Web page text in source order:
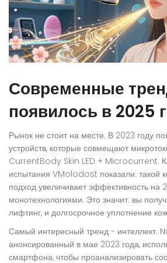
Современные
появилось в 2025
Рынок не стоит на месте. В 2023 году
устройств, которые совмещают
CurrentBody Skin LED + Microcurrent.
испытания VMolodost показали: такой
подход увеличивает эффективность на
монотехнологиями. Это значит: вы
лифтинг, и долгосрочное уплотнение
Самый интересный тренд - интеллект.
анонсированный в мае 2023 года,
смартфона, чтобы проанализировать